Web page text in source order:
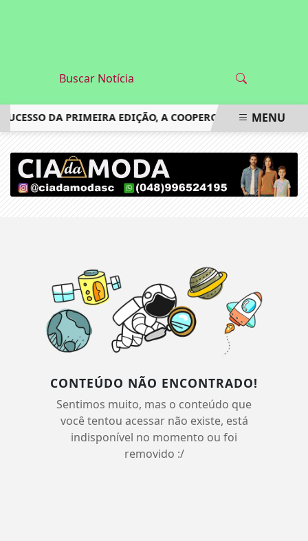
DA PRIMEIRA EDIÇÃO, A COOPERCOCAL ESTÁ COM
MENU
CONTEÚDO NÃO ENCONTRADO!
Sentimos muito, mas o conteúdo que
você tentou acessar não existe, está
indisponível no momento ou foi
removido :/